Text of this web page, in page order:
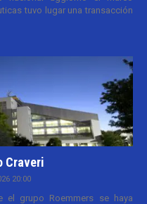
tuvo lugar una transacción
Craveri
20:00
grupo Roemmers se haya